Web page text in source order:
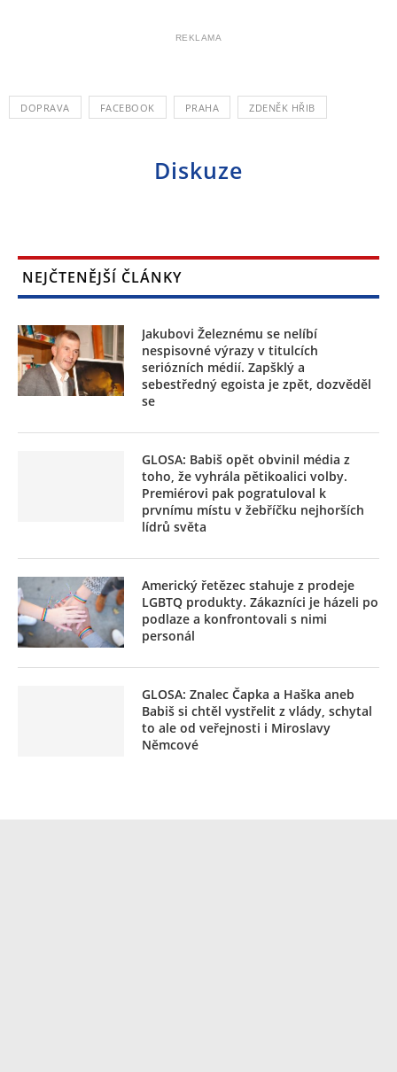
REKLAMA
DOPRAVA FACEBOOK PRAHA ZDENĚK HŘIB
Diskuze
NEJČTENĚJŠÍ ČLÁNKY
Jakubovi Železnému se nelíbí
nespisovné výrazy v titulcích
seriózních médií. Zapšklý a
sebestředný egoista je zpět, dozvěděl
se
GLOSA: Babiš opět obvinil média z
toho, že vyhrála pětikoalici volby.
Premiérovi pak pogratuloval k
prvnímu místu v žebříčku nejhorších
lídrů světa
Americký řetězec stahuje z prodeje
LGBTQ produkty. Zákazníci je házeli po
podlaze a konfrontovali s nimi
personál
GLOSA: Znalec Čapka a Haška aneb
Babiš si chtěl vystřelit z vlády, schytal
to ale od veřejnosti i Miroslavy
Němcové